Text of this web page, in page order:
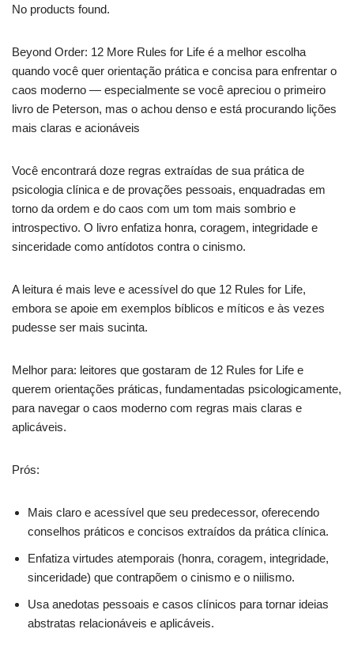
No products found.
Beyond Order: 12 More Rules for Life é a melhor escolha
quando você quer orientação prática e concisa para enfrentar o
caos moderno — especialmente se você apreciou o primeiro
livro de Peterson, mas o achou denso e está procurando lições
mais claras e acionáveis
Você encontrará doze regras extraídas de sua prática de
psicologia clínica e de provações pessoais, enquadradas em
torno da ordem e do caos com um tom mais sombrio e
introspectivo. O livro enfatiza honra, coragem, integridade e
sinceridade como antídotos contra o cinismo.
A leitura é mais leve e acessível do que 12 Rules for Life,
embora se apoie em exemplos bíblicos e míticos e às vezes
pudesse ser mais sucinta.
Melhor para: leitores que gostaram de 12 Rules for Life e
querem orientações práticas, fundamentadas psicologicamente,
para navegar o caos moderno com regras mais claras e
aplicáveis.
Prós:
Mais claro e acessível que seu predecessor, oferecendo
conselhos práticos e concisos extraídos da prática clínica.
Enfatiza virtudes atemporais (honra, coragem, integridade,
sinceridade) que contrapõem o cinismo e o niilismo.
Usa anedotas pessoais e casos clínicos para tornar ideias
abstratas relacionáveis e aplicáveis.